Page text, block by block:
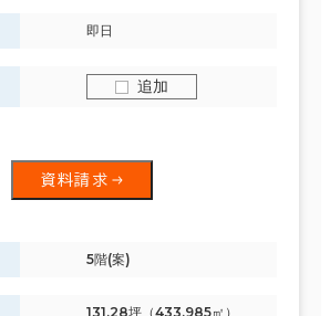
即日
追加
資料請求
5階(案)
131.28坪（433.985㎡）